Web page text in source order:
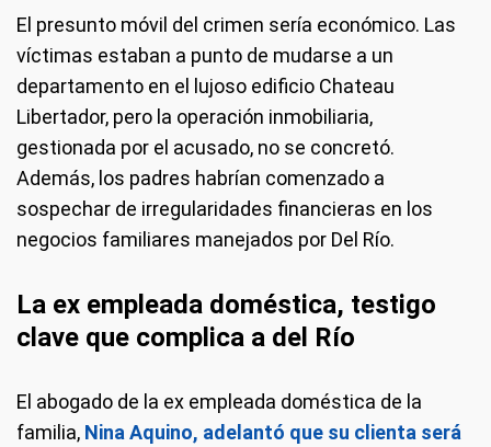
El presunto móvil del crimen sería económico. Las
víctimas estaban a punto de mudarse a un
departamento en el lujoso edificio Chateau
Libertador, pero la operación inmobiliaria,
gestionada por el acusado, no se concretó.
Además, los padres habrían comenzado a
sospechar de irregularidades financieras en los
negocios familiares manejados por Del Río.
La ex empleada doméstica, testigo
clave que complica a del Río
El abogado de la ex empleada doméstica de la
familia, Nina Aquino, adelantó que su clienta será